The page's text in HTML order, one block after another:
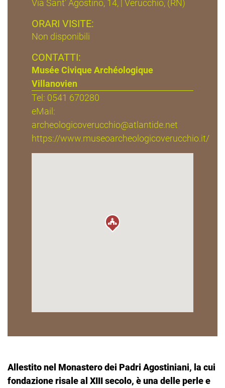
Via Sant' Agostino, 14, | Verucchio, (RN)
ORARI VISITE:
Non disponibili
CONTATTI:
Musée Civique Archéologique
Villanovien
Tel: 0541 670280
eMail:
archeologicoverucchio@atlantide.net
https://www.museoarcheologicoverucchio.it/
Allestito nel Monastero dei Padri Agostiniani, la cui
fondazione risale al XIII secolo, è una delle perle e